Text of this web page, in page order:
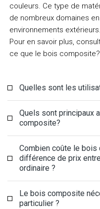
couleurs. Ce type de
de nombreux domaines
environnements extérieurs.
Pour en savoir plus,
ce que le bois composite?
Quelles sont les
Quels sont principaux
composite?
Combien coûte le
différence de prix
ordinaire ?
Le bois composite
particulier ?